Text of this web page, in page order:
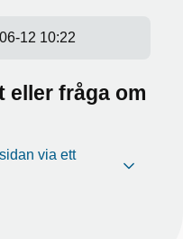
12 10:22
eller fråga om
via ett